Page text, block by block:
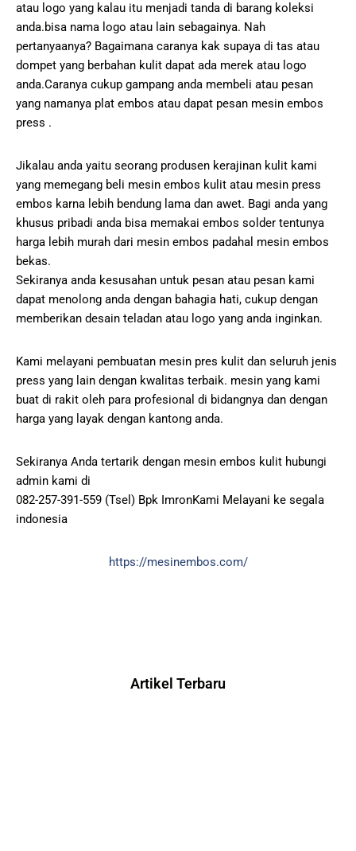
atau logo yang kalau itu menjadi tanda di barang koleksi
anda.bisa nama logo atau lain sebagainya. Nah
pertanyaanya? Bagaimana caranya kak supaya di tas atau
dompet yang berbahan kulit dapat ada merek atau logo
anda.Caranya cukup gampang anda membeli atau pesan
yang namanya plat embos atau dapat pesan mesin embos
press .
Jikalau anda yaitu seorang produsen kerajinan kulit kami
yang memegang beli mesin embos kulit atau mesin press
embos karna lebih bendung lama dan awet. Bagi anda yang
khusus pribadi anda bisa memakai embos solder tentunya
harga lebih murah dari mesin embos padahal mesin embos
bekas.
Sekiranya anda kesusahan untuk pesan atau pesan kami
dapat menolong anda dengan bahagia hati, cukup dengan
memberikan desain teladan atau logo yang anda inginkan.
Kami melayani pembuatan mesin pres kulit dan seluruh jenis
press yang lain dengan kwalitas terbaik. mesin yang kami
buat di rakit oleh para profesional di bidangnya dan dengan
harga yang layak dengan kantong anda.
Sekiranya Anda tertarik dengan mesin embos kulit hubungi
admin kami di
082-257-391-559 (Tsel) Bpk ImronKami Melayani ke segala
indonesia
https://mesinembos.com/
Artikel Terbaru